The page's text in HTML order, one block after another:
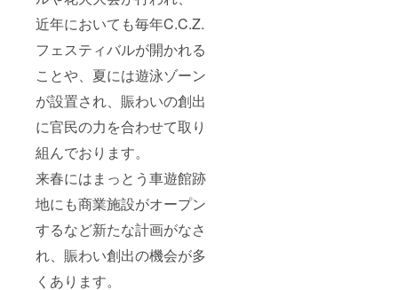
近年においても毎年C.C.Z.
フェスティバルが開かれる
ことや、夏には遊泳ゾーン
が設置され、賑わいの創出
に官民の力を合わせて取り
組んでおります。
来春にはまっとう車遊館跡
地にも商業施設がオープン
するなど新たな計画がなさ
れ、賑わい創出の機会が多
くあります。